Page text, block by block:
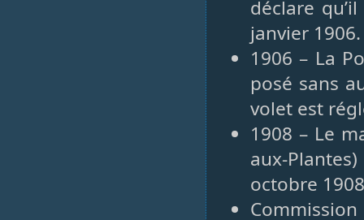
déclare
janvier 1906.
1906 – La
posé sans
volet est
1908 – Le
aux-
octobre 1908